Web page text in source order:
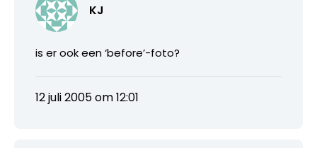
KJ
is er ook een ‘before’-foto?
12 juli 2005 om 12:01